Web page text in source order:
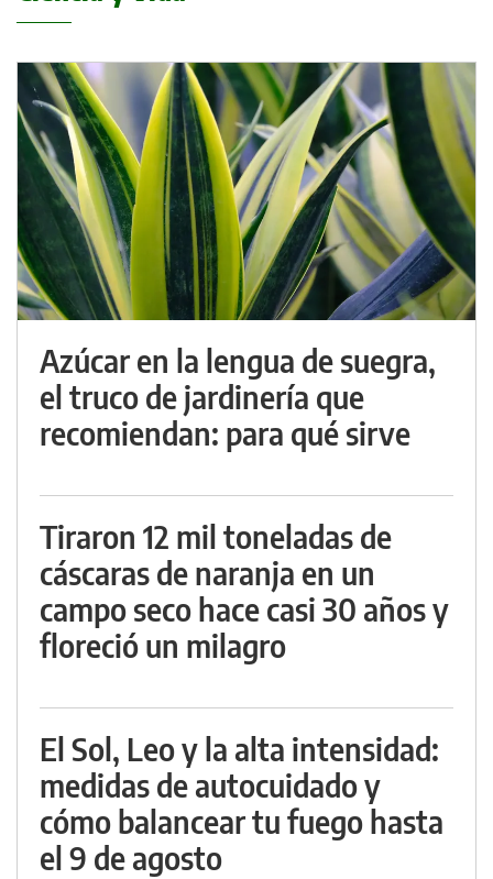
Azúcar en la lengua de suegra,
el truco de jardinería que
recomiendan: para qué sirve
Tiraron 12 mil toneladas de
cáscaras de naranja en un
campo seco hace casi 30 años y
floreció un milagro
El Sol, Leo y la alta intensidad:
medidas de autocuidado y
cómo balancear tu fuego hasta
el 9 de agosto